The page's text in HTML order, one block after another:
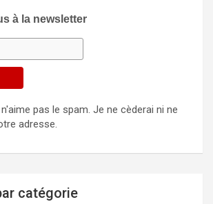
à la newsletter
pas le spam. Je ne cèderai ni ne
adresse.
catégorie